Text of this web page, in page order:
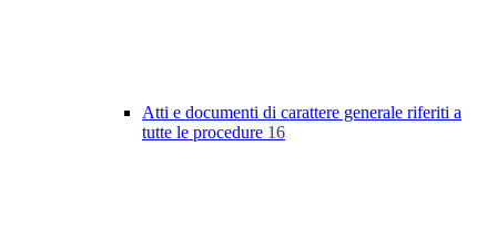
Atti e documenti di carattere generale riferiti a
tutte le procedure 16